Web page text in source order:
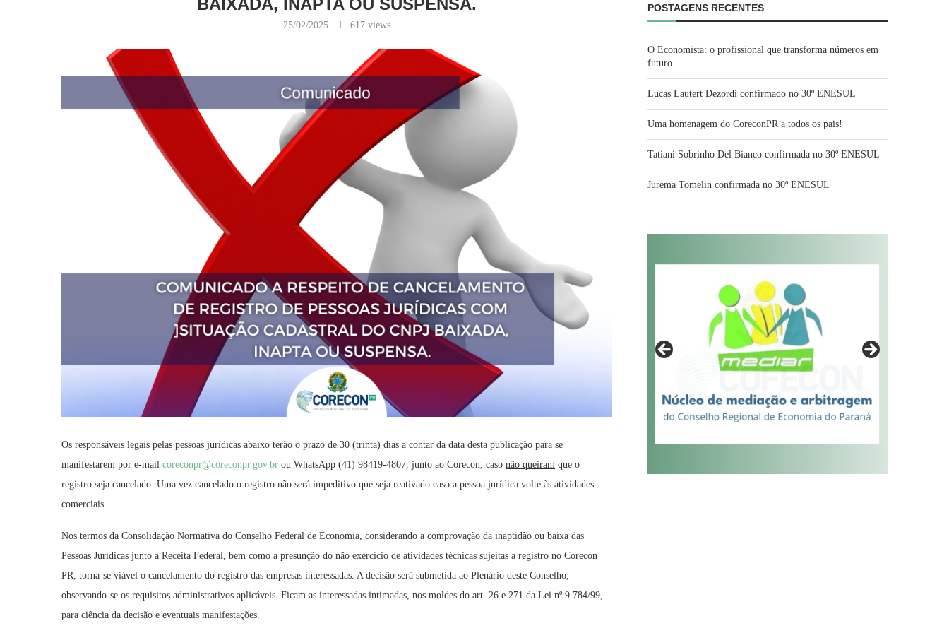
BAIXADA, INAPTA OU SUSPENSA.
25/02/2025 617views
Os responsáveis legais pelas pessoas jurídicas abaixo terão o prazo de 30 (trinta) dias a contar da data desta publicação para se
manifestarem por e-mail coreconpr@coreconpr.gov.br ou WhatsApp (41) 98419-4807, junto ao Corecon, caso não queiram que o
registro seja cancelado. Uma vez cancelado o registro não será impeditivo que seja reativado caso a pessoa jurídica volte às atividades
comerciais.
Nos termos da Consolidação Normativa do Conselho Federal de Economia, considerando a comprovação da inaptidão ou baixa das
Pessoas Jurídicas junto à Receita Federal, bem como a presunção do não exercício de atividades técnicas sujeitas a registro no Corecon
PR, torna-se viável o cancelamento do registro das empresas interessadas. A decisão será submetida ao Plenário deste Conselho,
observando-se os requisitos administrativos aplicáveis. Ficam as interessadas intimadas, nos moldes do art. 26 e 271 da Lei nº 9.784/99,
para ciência da decisão e eventuais manifestações.
POSTAGENS RECENTES
O Economista: o profissional que transforma números em
futuro
Lucas Lautert Dezordi confirmado no 30º ENESUL
Uma homenagem do CoreconPR a todos os pais!
Tatiani Sobrinho Del Bianco confirmada no 30º ENESUL
Jurema Tomelin confirmada no 30º ENESUL